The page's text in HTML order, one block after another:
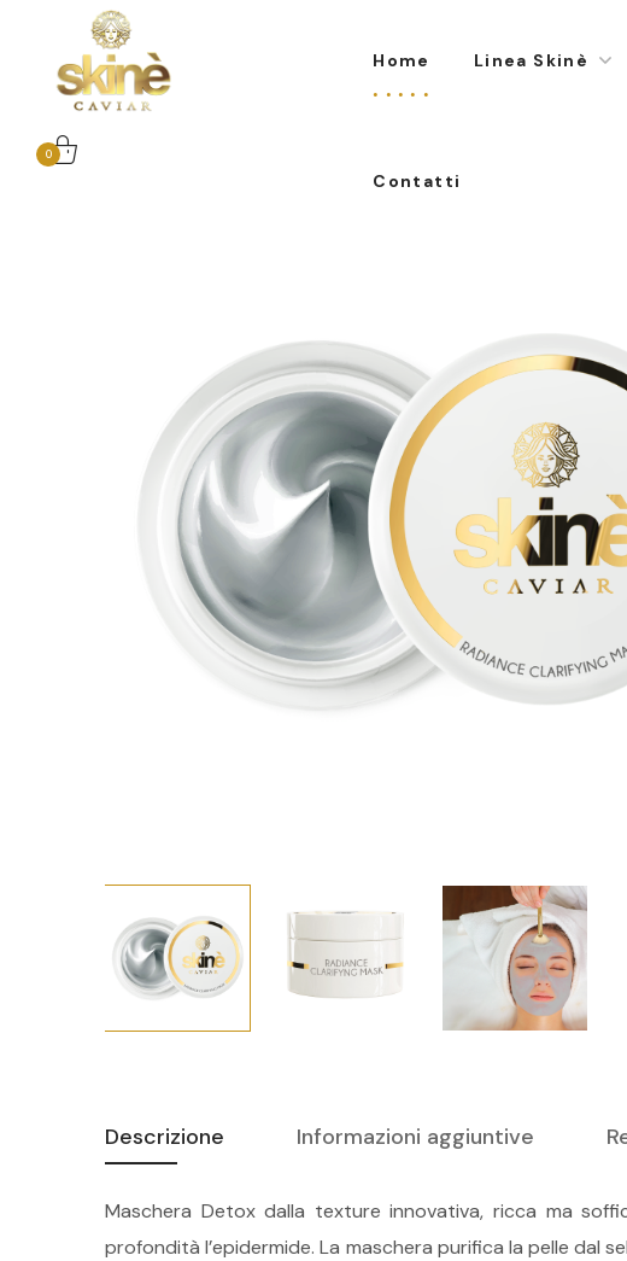
Home Linea Skinè
Contatti
0
Descrizione Informazioni aggiuntive
Maschera Detox dalla texture innovativa, ricca ma
profondità l’epidermide. La maschera purifica la pelle